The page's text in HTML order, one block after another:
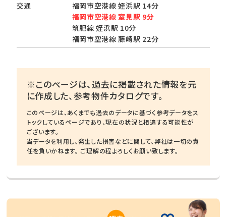
交通
福岡市空港線 姪浜駅 14分
福岡市空港線 室見駅 9分
筑肥線 姪浜駅 10分
福岡市空港線 藤崎駅 22分
※このページは、過去に掲載された情報を元
に作成した、参考物件カタログです。
このページは、あくまでも過去のデータに基づく参考データをス
トックしているページであり、現在の状況と相違する可能性が
ございます。
当データを利用し、発生した損害などに関して、弊社は一切の責
任を負いかねます。 ご理解の程よろしくお願い致します。